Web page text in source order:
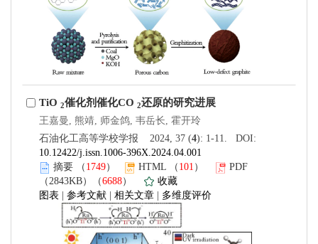
TiO 2催化剂催化CO 2还原的研究进展
王嘉曼, 熊靖, 师金鸽, 韦岳长, 霍开玲
石油化工高等学校学报 2024, 37 (4): 1-11. DOI:
10.12422/j.issn.1006-396X.2024.04.001
摘要 （ 1749） HTML （ 101 ）
PDF
（2843KB）（6688）
收藏
图表
参考文献 相关文章 多维度评价